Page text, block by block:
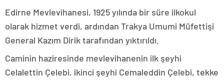
Edirne Mevlevihanesi, 1925 yılında bir süre ilkokul
olarak hizmet verdi, ardından Trakya Umumi Müfettişi
General Kazım Dirik tarafından yıktırıldı.
Caminin haziresinde mevlevihanenin ilk şeyhi
Celalettin Çelebi, ikinci şeyhi Cemaleddin Çelebi, tekke